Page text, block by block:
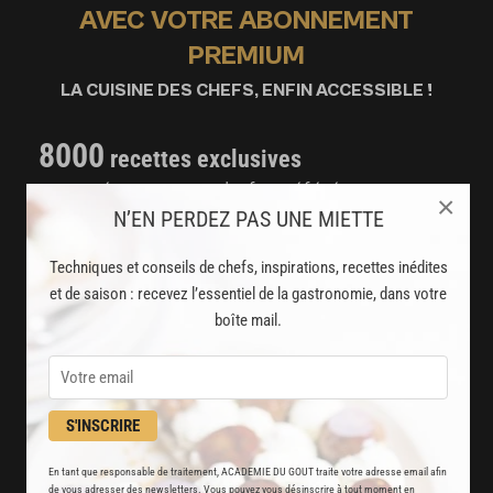
N’EN PERDEZ PAS UNE MIETTE
Techniques et conseils de chefs, inspirations, recettes inédites
et de saison : recevez l’essentiel de la gastronomie, dans votre
boîte mail.
S'INSCRIRE
En tant que responsable de traitement, ACADEMIE DU GOUT traite votre adresse email afin
de vous adresser des newsletters. Vous pouvez vous désinscrire à tout moment en
×
AVEC VOTRE ABONNEMENT
PREMIUM
LA CUISINE DES CHEFS, ENFIN ACCESSIBLE !
8000 recettes exclusives
partagées par vos chefs préférés
et techniques de cuisine et pâtisserie
Des nouveautés
disponibles chaque semaine
Stop pub
un service garanti sans publicité